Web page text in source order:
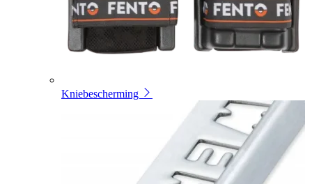
Kniebescherming